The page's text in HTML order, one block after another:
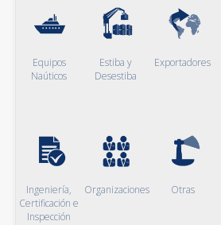
Equipos
Naúticos
Estiba y
Desestiba
Exportadores
Ingeniería,
Certificación e
Inspección
Organizaciones Otras